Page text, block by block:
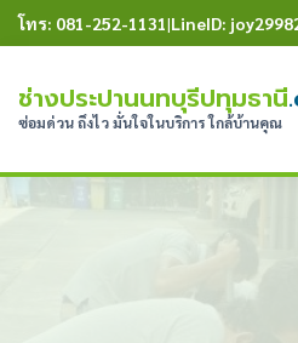
โทร: 081-252-1131|LineID:
ช่างประปานนทบุรีปทุมธานี
ซ่อมด่วน ถึงไว มั่นใจในบริการ ใกล้บ้านคุณ